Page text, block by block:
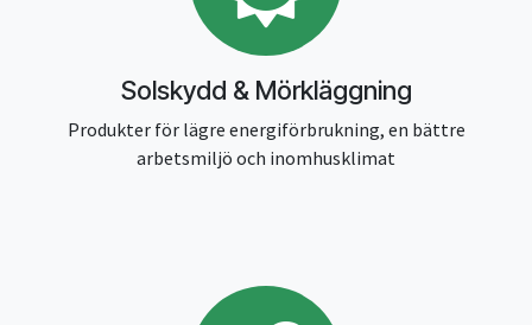
Solskydd & Mörkläggning
Produkter för lägre energiförbrukning, en bättre
arbetsmiljö och inomhusklimat